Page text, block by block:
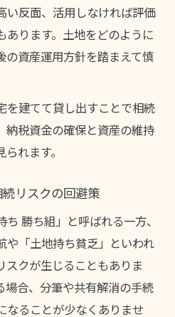
い反面、活用しなければ評価
ります。土地をどのように
の資産運用方針を踏まえて慎
を建てて貸し出すことで相続
納税資金の確保と資産の維持
れます。
リスクの回避策
勝ち組」と呼ばれる一方、
や「土地持ち貧乏」といわれ
スクが生じることもありま
場合、分筆や共有解消の手続
なることが少なくありませ